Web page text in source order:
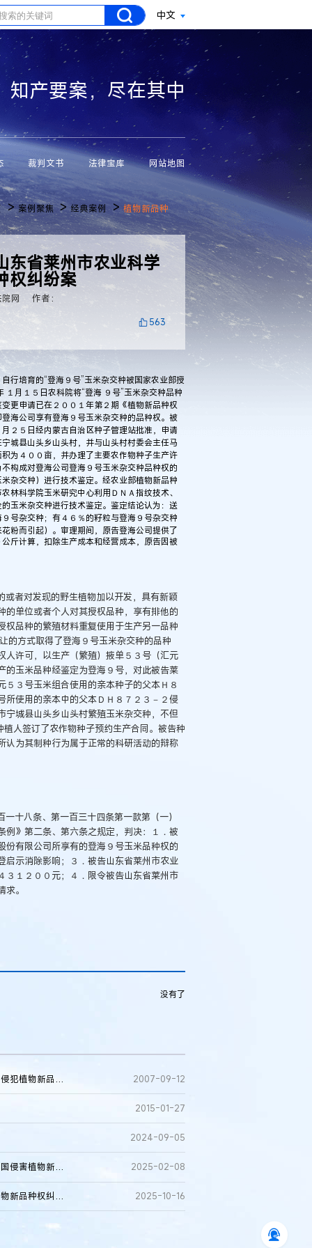
中文
知产要案，尽在其中
裁判文书 法律宝库 网站地图
>案例聚焦 >经典案例 > 植物新品种
东省莱州市农业科学
权纠纷案
网
作者：
563
培育的“登海９号”玉米杂交种被国家农业部授
月１５日农科院将“登海 ９号”玉米杂交种品种
更申请已在２００１年第２期《植物新品种权
海公司享有登海９号玉米杂交种的品种权。被
２５日经内蒙古自治区种子管理站批准，申请
城县山头乡山头村，并与山头村村委会主任马
为４００亩，并办理了主要农作物种子生产许
构成对登海公司登海９号玉米杂交种品种权的
杂交种）进行技术鉴定。经农业部植物新品种
林科学院玉米研究中心利用ＤＮＡ指纹技术、
玉米杂交种进行技术鉴定。鉴定结论认为：送
号杂交种；有４６％的籽粒与登海９号杂交种
粉而引起）。审理期间，原告登海公司提供了
斤计算，扣除生产成本和经营成本，原告因被
者对发现的野生植物加以开发，具有新颖
单位或者个人对其授权品种，享有排他的
品种的繁殖材料重复使用于生产另一品种
的方式取得了登海９号玉米杂交种的品种
人许可，以生产（繁殖）掖单５３号（汇元
的玉米品种经鉴定为登海９号，对此被告莱
３号玉米组合使用的亲本种子的父本Ｈ８
所使用的亲本中的父本ＤＨ８７２３－２侵
宁城县山头乡山头村繁殖玉米杂交种，不但
人签订了农作物种子预约生产合同。被告种
认为其制种行为属于正常的科研活动的辩称
十八条、第一百三十四条第一款第（一）
》第二条、第六条之规定，判决：１．被
有限公司所享有的登海９号玉米品种权的
启示消除影响；３．被告山东省莱州市农业
３１２００元；４．限令被告山东省莱州市
。
没有了
山东省登海种业股份有限公司与山东省莱州市农业科学研究所侵犯植物新品种权纠纷案(1) 2007-09-12
2015-01-27
2024-09-05
安徽皖某种业股份有限公司、利辛县光某种业有限公司与胡某国侵害植物新品种权纠纷二审判决书 2025-02-08
甘肃某甲种业股份有限公司、甘肃某乙种业有限公司等侵害植物新品种权纠纷二审判决书 2025-10-16